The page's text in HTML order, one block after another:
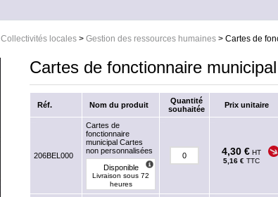
Collectivités locales > Gestion des ressources humaines > Cartes de
Cartes de fonctionnaire municipal
Réf. Nom du produit
Quantité
souhaitée
Prix unitaire
206BEL000
Cartes de
fonctionnaire
municipal Cartes
non personnalisées
Disponible
Livraison sous 72
heures
4,30 € HT
5,16 € TTC